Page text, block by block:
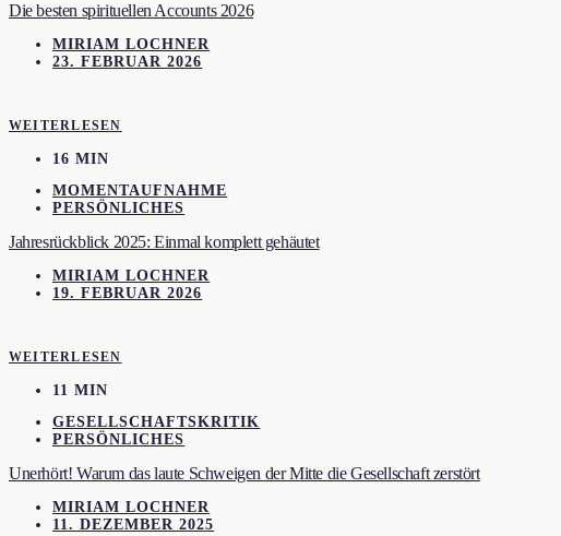
Die besten spirituellen Accounts 2026
MIRIAM LOCHNER
23. FEBRUAR 2026
WEITERLESEN
16 MIN
MOMENTAUFNAHME
PERSÖNLICHES
Jahresrückblick 2025: Einmal komplett gehäutet
MIRIAM LOCHNER
19. FEBRUAR 2026
WEITERLESEN
11 MIN
GESELLSCHAFTSKRITIK
PERSÖNLICHES
Unerhört! Warum das laute Schweigen der Mitte die Gesellschaft zerstört
MIRIAM LOCHNER
11. DEZEMBER 2025